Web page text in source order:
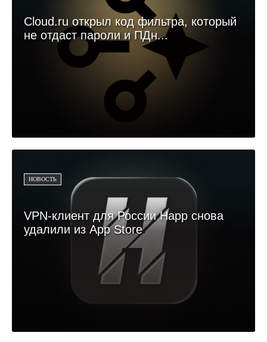
Cloud.ru открыл код фильтра, который
не отдаст пароли и ПДн...
НОВОСТЬ
VPN-клиент для России Happ снова
удалили из App Store